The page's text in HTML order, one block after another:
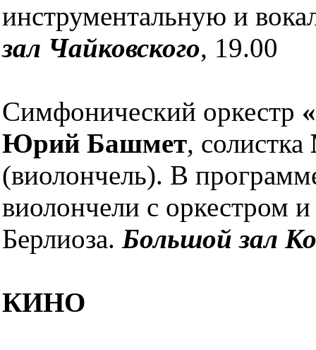
инструментальную и
зал Чайковского, 19.00
Симфонический оркестр
Юрий Башмет, солистка
(виолончель). В
виолончели с оркестром
Берлиоза. Большой зал
КИНО